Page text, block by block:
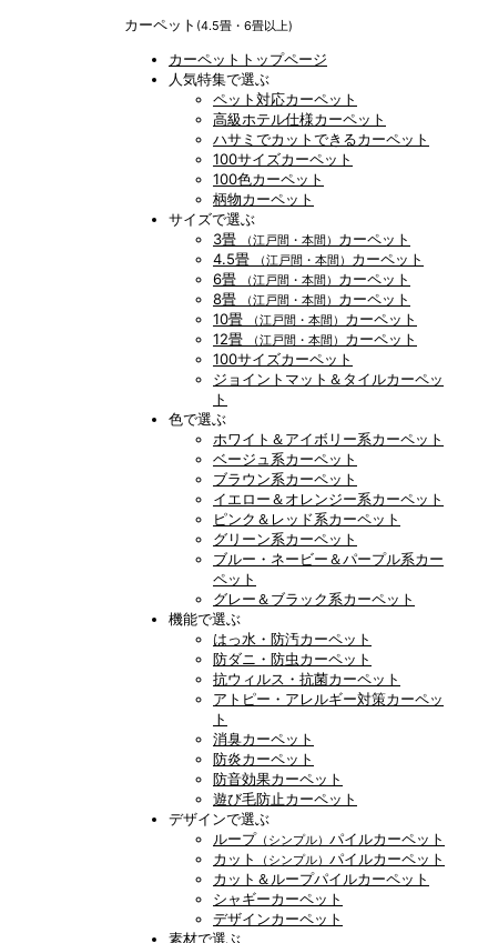
カーペット (4.5畳・6畳以上)
カーペットトップページ
人気特集で選ぶ
ペット対応カーペット
高級ホテル仕様カーペット
ハサミでカットできるカーペット
100サイズカーペット
100色カーペット
柄物カーペット
サイズで選ぶ
3畳
（江戸間・本間） カーペット
4.5畳
（江戸間・本間） カーペット
6畳
（江戸間・本間） カーペット
8畳
（江戸間・本間） カーペット
10畳
（江戸間・本間） カーペット
12畳
（江戸間・本間） カーペット
100サイズカーペット
ジョイントマット＆タイルカーペッ
ト
色で選ぶ
ホワイト＆アイボリー系カーペット
ベージュ系カーペット
ブラウン系カーペット
イエロー＆オレンジー系カーペット
ピンク＆レッド系カーペット
グリーン系カーペット
ブルー・ネービー＆パープル系カー
ペット
グレー＆ブラック系カーペット
機能で選ぶ
はっ水・防汚カーペット
防ダニ・防虫カーペット
抗ウィルス・抗菌カーペット
アトピー・アレルギー対策カーペッ
ト
消臭カーペット
防炎カーペット
防音効果カーペット
遊び毛防止カーペット
デザインで選ぶ
ループ （シンプル） パイルカーペット
カット
（シンプル） パイルカーペット
カット＆ループパイルカーペット
シャギーカーペット
デザインカーペット
素材で選ぶ